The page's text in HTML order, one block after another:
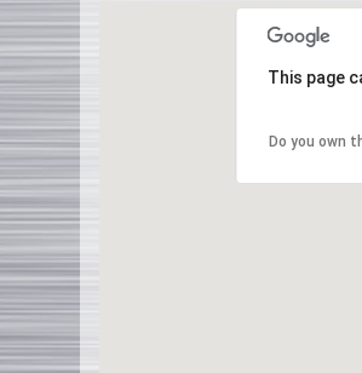
This page
Do you own